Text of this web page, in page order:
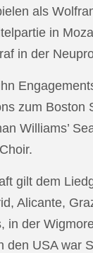
als
in
in der
zum
Williams’
gilt dem
Alicante,
in der
den USA war